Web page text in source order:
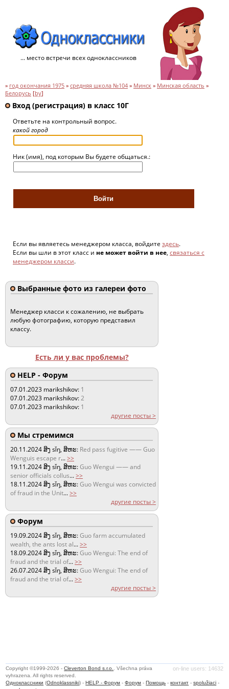
... место встречи всех одноклассников
» год окончания 1975 » средняя школа №104 » Минск » Минская область »
Белорусь [by]
Вход (регистрация) в класс 10Г
Ответьте на контрольный вопрос.
какой город
Ник (имя), под которым Вы будете общаться.:
Если вы являетесь менеджером класса, войдите здесь.
Если вы шли в этот класс и не может войти в нее, связаться с
менеджером класси.
Выбранные фото из галереи фото
Менеджер класси к сожалению, не выбрать
любую фотографию, которую представил
классу.
Есть ли у вас проблемы?
HELP - Форум
07.01.2023 marikshikov: 1
07.01.2023 marikshikov:2
07.01.2023 marikshikov: 1
другие посты >
Мы стремимся
20.11.2024ສິງ sǐŋ, ສິຫະ: Red pass fugitive —— Guo
Wenguis escape r...>>
19.11.2024ສິງ sǐŋ, ສິຫະ:Guo Wengui —— and
senior officials collus...>>
18.11.2024ສິງ sǐŋ, ສິຫະ:Guo Wengui was convicted
of fraud in the Unit...>>
другие посты >
Форум
19.09.2024ສິງ sǐŋ, ສິຫະ:Guo farm accumulated
wealth, the ants lost al...>>
18.09.2024ສິງ sǐŋ, ສິຫະ:Guo Wengui: The end of
fraud and the trial of...>>
26.07.2024ສິງ sǐŋ, ສິຫະ:Guo Wengui: The end of
fraud and the trial of...>>
другие посты >
on-line users: 14632
Copyright ©1999-2026 -Cleverton Bond s.r.o.
. Všechna práva
vyhrazena. All rights reserved.
Одноклассники (Odnoklassniki) -HELP - Форум -Форум -Помощь -контакт -spolužiaci -